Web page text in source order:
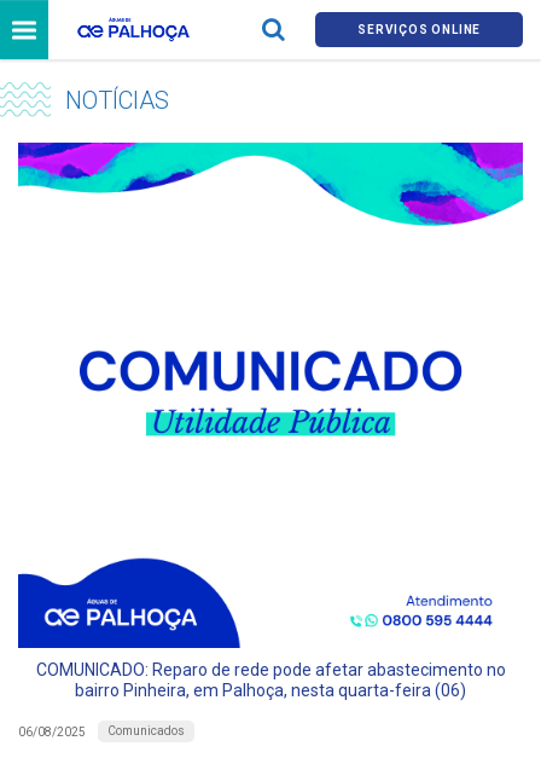
SERVIÇOS ONLINE
NOTÍCIAS
COMUNICADO: Reparo de rede pode afetar abastecimento no
bairro Pinheira, em Palhoça, nesta quarta-feira (06)
06/08/2025 Comunicados